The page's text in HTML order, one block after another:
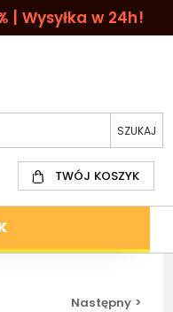
| Wysyłka w 24h!
TWÓJ KOSZYK
Następny >